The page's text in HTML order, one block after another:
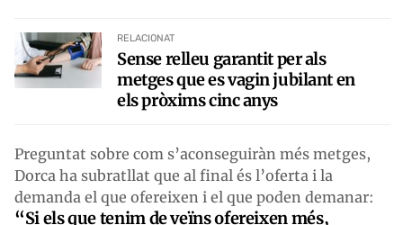
RELACIONAT
Sense relleu garantit per als
metges que es vagin jubilant en
els pròxims cinc anys
Preguntat sobre com s’aconseguiràn més metges,
Dorca ha subratllat que al final és l’oferta i la
demanda el que ofereixen i el que poden demanar:
“Si els que tenim de veïns ofereixen més,